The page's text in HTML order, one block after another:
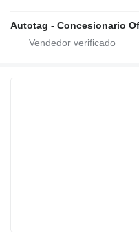
Autotag - Concesionario